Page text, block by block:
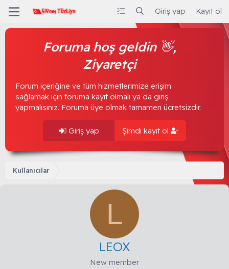
Giriş yap Kayıt ol
Foruma hoş geldin 👋,
Ziyaretçi
Forum içeriğine ve tüm hizmetlerimize erişim
sağlamak için foruma kayıt olmalı ya da giriş
yapmalısınız. Foruma üye olmak tamamen ücretsizdir.
Giriş yap Şimdi kayıt ol
Kullanıcılar
L
LEOX
New member